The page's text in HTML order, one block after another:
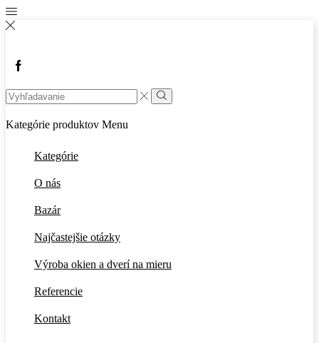
Kategórie produktov Menu
Kategórie
O nás
Bazár
Najčastejšie otázky
Výroba okien a dverí na mieru
Referencie
Kontakt